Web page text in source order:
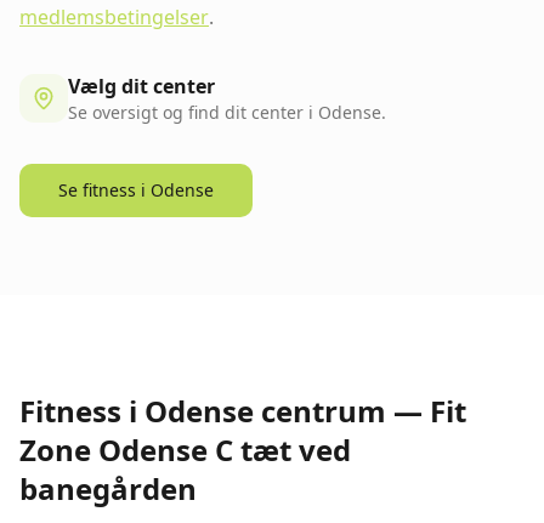
medlemsbetingelser.
Vælg dit center
Se oversigt og find dit center i Odense.
Se fitness i Odense
Fitness i Odense centrum — Fit
Zone Odense C tæt ved
banegården